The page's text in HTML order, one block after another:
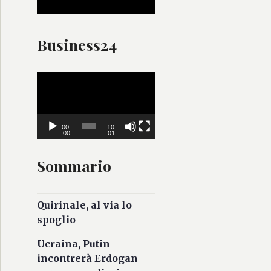
Business24
o
l
e
r
00:
00
10:
01
Sommario
Quirinale, al via lo
spoglio
Ucraina, Putin
incontrerà Erdogan